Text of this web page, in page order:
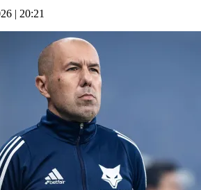
| 20:21